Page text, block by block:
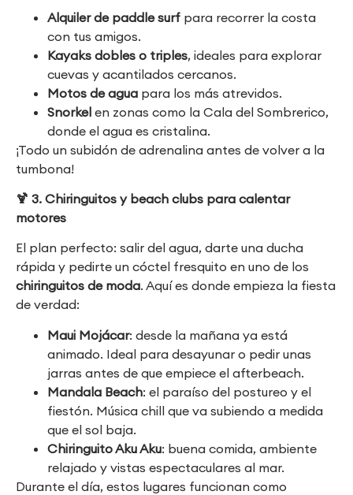
Alquiler de paddle surf para recorrer la costa
con tus amigos.
Kayaks dobles o triples, ideales para explorar
cuevas y acantilados cercanos.
Motos de agua para los más atrevidos.
Snorkel en zonas como la Cala del Sombrerico,
donde el agua es cristalina.
¡Todo un subidón de adrenalina antes de volver a la
tumbona!
🍹 3. Chiringuitos y beach clubs para calentar
motores
El plan perfecto: salir del agua, darte una ducha
rápida y pedirte un cóctel fresquito en uno de los
chiringuitos de moda. Aquí es donde empieza la fiesta
de verdad:
Maui Mojácar: desde la mañana ya está
animado. Ideal para desayunar o pedir unas
jarras antes de que empiece el afterbeach.
Mandala Beach: el paraíso del postureo y el
fiestón. Música chill que va subiendo a medida
que el sol baja.
Chiringuito Aku Aku: buena comida, ambiente
relajado y vistas espectaculares al mar.
Durante el día, estos lugares funcionan como